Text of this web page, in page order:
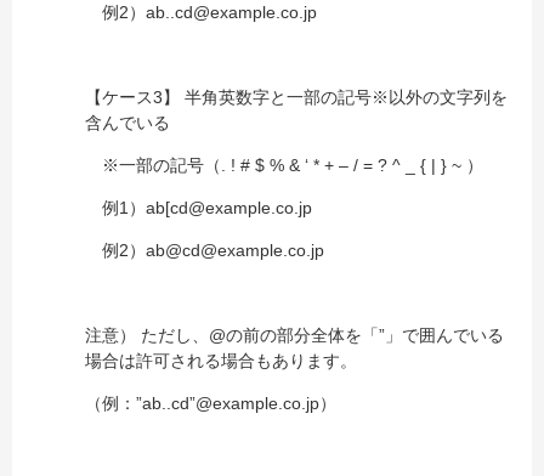
例2）ab..cd@example.co.jp
【ケース3】 半角英数字と一部の記号※以外の文字列を
含んでいる
※一部の記号（. ! # $ % & ‘ * + – / = ? ^ _ { | } ~ ）
例1）ab[cd@example.co.jp
例2）ab@cd@example.co.jp
注意） ただし、@の前の部分全体を「”」で囲んでいる
場合は許可される場合もあります。
（例：”ab..cd”@example.co.jp）